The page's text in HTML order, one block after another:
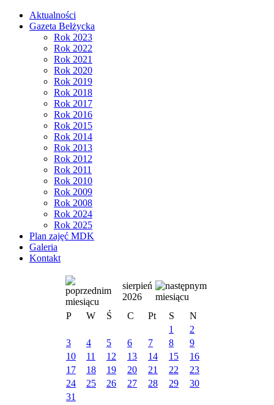
Aktualności
Gazeta Bełżycka
Rok 2023
Rok 2022
Rok 2021
Rok 2020
Rok 2019
Rok 2018
Rok 2017
Rok 2016
Rok 2015
Rok 2014
Rok 2013
Rok 2012
Rok 2011
Rok 2010
Rok 2009
Rok 2008
Rok 2024
Rok 2025
Plan zajęć MDK
Galeria
Kontakt
sierpień
2026
P
W Ś C Pt S
N
1
2
3
4 5 6 7 8
9
10
11 12 13 14 15
16
17
18 19 20 21 22
23
24
25 26 27 28 29
30
31